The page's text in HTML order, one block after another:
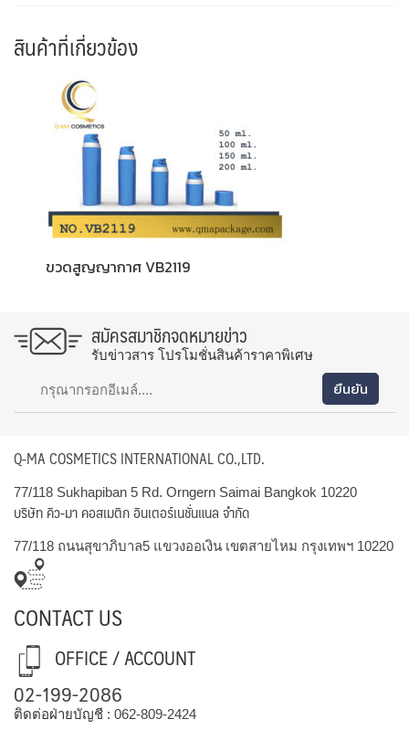
สินค้าที่เกี่ยวข้อง
ขวดสูญญากาศ VB2119
สมัครสมาชิกจดหมายข่าว
รับข่าวสาร โปรโมชั่นสินค้าราคาพิเศษ
Q-MA COSMETICS INTERNATIONAL CO.,LTD.
77/118 Sukhapiban 5 Rd. Orngern Saimai Bangkok 10220
บริษัท คิว-มา คอสเมติก อินเตอร์เนชั่นแนล จำกัด
77/118 ถนนสุขาภิบาล5 แขวงออเงิน เขตสายไหม กรุงเทพฯ 10220
CONTACT US
OFFICE / ACCOUNT
02-199-2086
ติดต่อฝ่ายบัญชี : 062-809-2424